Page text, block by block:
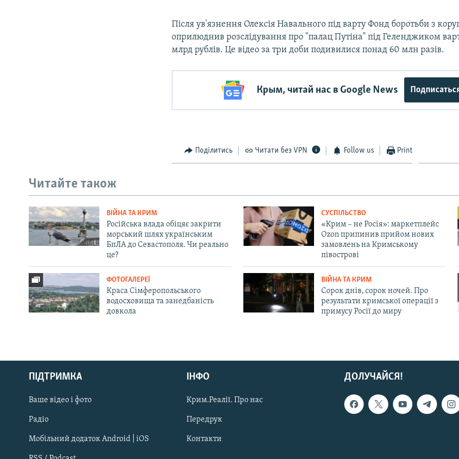
Русский
Qırımtatar
ДОЛУЧАЙСЯ!
Auto 240p 360p 480p
Після ув'язнення Олексія Навального під варту Фонд боротьби з
оприлюднив розслідування про "палац Путіна" під Геленджиком
млрд рублів. Це відео за три доби подивилися понад 60 млн разів.
Крым, читай нас в Google News
Поділитись Читати без VPN Follow us Print
Читайте також
ВІЙНА ТА КРИМ
Російська влада обіцяє закрити
морський шлях українським
БпЛА до Севастополя. Чи реально
це?
СУСПІЛЬСТВО
«Крим – не Росія»: маркетплейс
Ozon припинив прийом нових
замовлень на Кримському
півострові
ФОТОГАЛЕРЕЇ
Краса Сімферопольського
водосховища та занедбаність
довкола
ВІЙНА ТА КРИМ
Сорок днів, сорок ночей. Про
результати кримської операції з
примусу Росії до миру
ДОЛУЧАЙСЯ!
ПІДТРИМКА
Ваше відео і фото
Радіо
Мобільний додаток Android | iOS
ІНФО
Крим.Реалії. Про нас
Передрук
Контакти